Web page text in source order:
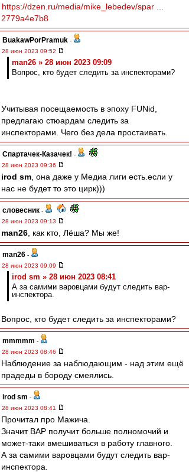
https://dzen.ru/media/mike_lebedev/spar ...
2779a4e7b8
BuakawPorPramuk -
28 июн 2023 09:52
man26 » 28 июн 2023 09:09
Вопрос, кто будет следить за инспекторами?
Учитывая посещаемость в эпоху FUNid,
предлагаю стюардам следить за
инспекторами. Чего без дела простаивать.
Спартачек-Казачек! -
28 июн 2023 09:36
irod sm , она даже у Медиа лиги есть.если у
нас не будет то это цирк)))
словесник -
28 июн 2023 09:13
man26 , как кто, Лёша? Мы же!
man26 -
28 июн 2023 09:09
irod sm » 28 июн 2023 08:41
А за самими варовцами будут следить вар-
инспектора.
Вопрос, кто будет следить за инспекторами?
mmmmm -
28 июн 2023 08:46
Наблюдение за наблюдающим - над этим ещё
прадеды в бороду смеялись.
irod sm -
28 июн 2023 08:41
Прочитал про Мажича.
Значит ВАР получит больше полномочий и
может-таки вмешиваться в работу главного.
А за самими варовцами будут следить вар-
инспектора.